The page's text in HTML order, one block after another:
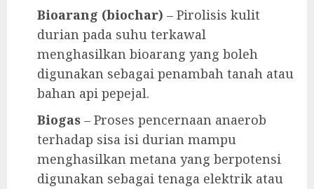
Bioarang (biochar) – Pirolisis kulit
durian pada suhu terkawal
menghasilkan bioarang yang boleh
digunakan sebagai penambah tanah atau
bahan api pepejal.
Biogas – Proses pencernaan anaerob
terhadap sisa isi durian mampu
menghasilkan metana yang berpotensi
digunakan sebagai tenaga elektrik atau